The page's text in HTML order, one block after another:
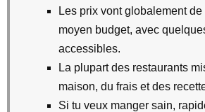
Les prix vont globalement
moyen budget, avec
accessibles.
La plupart des restaurants
maison, du frais et des
Si tu veux manger sain,